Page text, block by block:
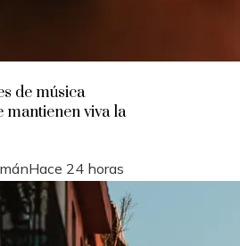
de música
mantienen viva la
Hace 24 horas